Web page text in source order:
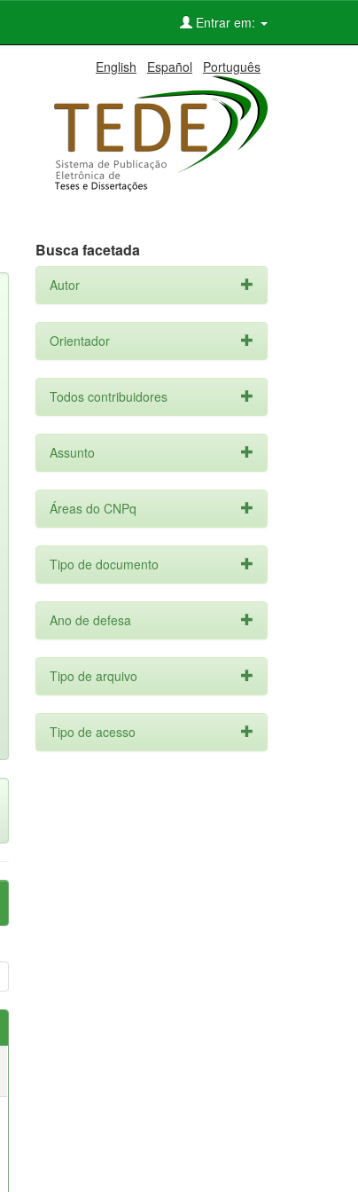
Entrar em:
English Español Português
Busca facetada
Autor
Orientador
Todos contribuidores
Assunto
Áreas do CNPq
Tipo de documento
Ano de defesa
Tipo de arquivo
Tipo de acesso